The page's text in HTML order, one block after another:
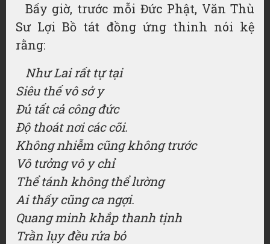
Bấy giờ, trước mỗi Đức Phật, Văn Thù
Sư Lợi Bồ tát đồng ứng thinh nói kệ
rằng:
Như Lai rất tự tại
Siêu thế vô sở y
Đủ tất cả công đức
Độ thoát nơi các cõi.
Không nhiễm cũng không trước
Vô tưởng vô y chỉ
Thể tánh không thể lường
Ai thấy cũng ca ngợi.
Quang minh khắp thanh tịnh
Trần lụy đều rửa bỏ